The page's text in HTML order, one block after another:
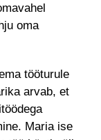
oma
tööturule
arvab, et
Maria ise